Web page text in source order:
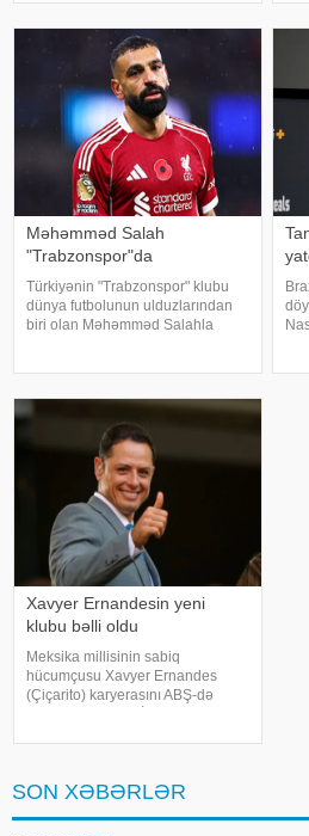
başvermə ehtimallarını
Məhəmməd Salah
"Trabzonspor"da
Türkiyənin "Trabzonspor" klubu
dünya futbolunun ulduzlarından
biri olan Məhəmməd Salahla
transferi yekunlaşdırıb. Məlumat
Xavyer Ernandesin yeni
klubu bəlli oldu
Meksika millisinin sabiq
hücumçusu Xavyer Ernandes
(Çiçarito) karyerasını ABŞ-də
SON XƏBƏRLƏR